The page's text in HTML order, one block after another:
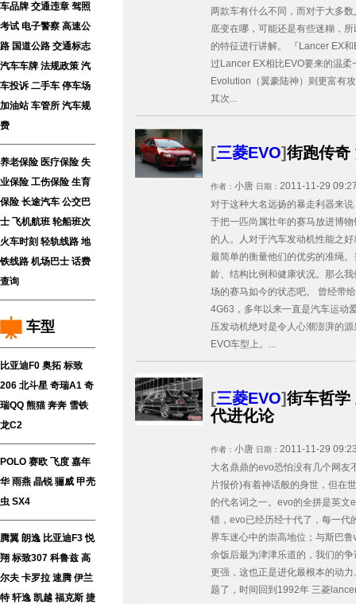
车品牌 交通违章 驾照
考试 电子警察 高速公
路 国道公路 交通标志
汽车车牌 法规政策 汽
车投诉 二手车 停车场
加油站 车管所 汽车规
费
养老保险 医疗保险 失
业保险 工伤保险 生育
保险 长途汽车 公交巴
士 飞机航班 轮船班次
火车时刻 轻轨线路 地
铁线路 机场巴士 话费
查询
车型
比亚迪F0 奥拓 标致
206 北斗星 奇瑞A1 奇
瑞QQ 熊猫 奔奔 雪铁
龙C2
POLO 赛欧 飞度 嘉年
华 雨燕 晶锐 骊威 甲壳
虫 SX4
腾翼 朗逸 比亚迪F3 悦
翔 标致307 科鲁兹 高
尔夫 卡罗拉 速腾 伊兰
特 轩逸 凯越 福克斯 捷
两款车有什么不同，而对于大多
底变在哪，可能还是有些迷糊，
的特征进行讲解。 『Lancer EX
过Lancer EX相比EVO要来的温
Evolution（翼豪陆神）则更富有
其次...
[三菱EVO]街跑传奇
作者： 小唐 日期： 2011-11-29
对于这种大名远扬的暴走利器来
于把一匹尚属壮年的赛马放进博
的人。人对于汽车发动机性能之
最简单的衡量他们的优劣的准绳
龄、结构比例和健康状况。那么
场的赛马如今的状态吧。 曾经带
4G63，多年以来一直是汽车运动
压发动机绝对是令人心潮澎湃的
EVO车型上。...
[三菱EVO]街车哲
代进化论
作者： 小唐 日期： 2011-11-29
大名鼎鼎的evo恐怕没有几个网友
片报价)有着神话般的身世，但在
的代名词之一。evo的全拼是英文
错，evo已经历经十代了，每一代
界车迷心中的崇高地位；与斯巴
余饭后最为津津乐道的，我们的
更强，这也正是进化最根本的动
题了，时间回到1992年 三菱